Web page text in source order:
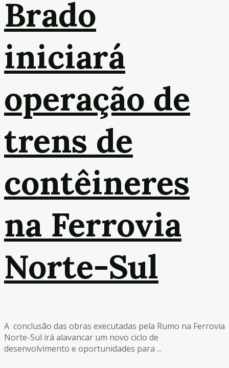
Brado
iniciará
operação de
trens de
contêineres
na Ferrovia
Norte-Sul
A conclusão das obras executadas pela Rumo na Ferrovia
Norte-Sul irá alavancar um novo ciclo de
desenvolvimento e oportunidades para ...